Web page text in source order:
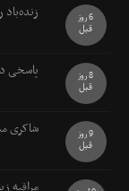
زنده‌باد 6 روز
قبل
پاسخی 8 روز
قبل
شاکری 9 روز
قبل
مراقبه